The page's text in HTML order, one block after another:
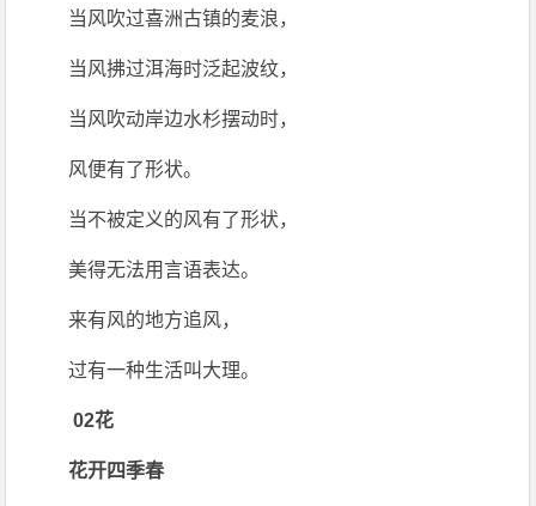
当风吹过喜洲古镇的麦浪，
当风拂过洱海时泛起波纹，
当风吹动岸边水杉摆动时，
风便有了形状。
当不被定义的风有了形状，
美得无法用言语表达。
来有风的地方追风，
过有一种生活叫大理。
02花
花开四季春